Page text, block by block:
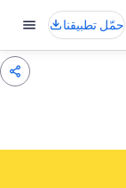
حمّل تطبيقنا